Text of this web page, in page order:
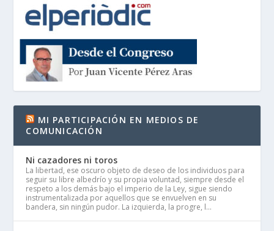
MI PARTICIPACIÓN EN MEDIOS DE
COMUNICACIÓN
Ni cazadores ni toros
La libertad, ese oscuro objeto de deseo de los individuos para
seguir su libre albedrío y su propia voluntad, siempre desde el
respeto a los demás bajo el imperio de la Ley, sigue siendo
instrumentalizada por aquellos que se envuelven en su
bandera, sin ningún pudor. La izquierda, la progre, l...